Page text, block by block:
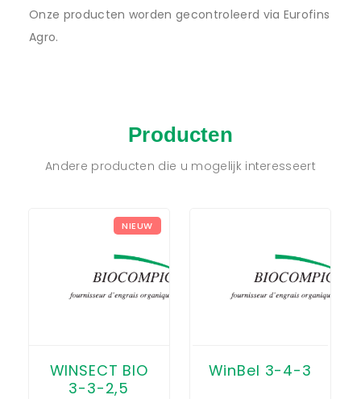
Onze producten worden gecontroleerd via Eurofins
Agro.
Producten
Andere producten die u mogelijk interesseert
NIEUW
WINSECT BIO
3-3-2,5
WinBel 3-4-3